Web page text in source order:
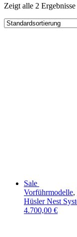
Zeigt alle 2 Ergebnisse
Sale
Vorführmodelle,
Hüsler Nest
4.700,00 €